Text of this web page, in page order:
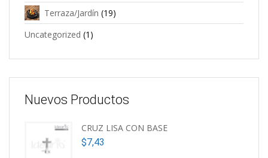
Terraza/Jardín (19)
Uncategorized (1)
Nuevos Productos
CRUZ LISA CON BASE
$7,43